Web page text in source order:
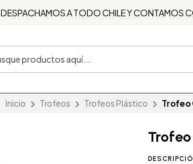
DESPACHAMOS A TODO CHILE Y CONTAMOS
Inicio Trofeos Trofeos Plástico Trofeo